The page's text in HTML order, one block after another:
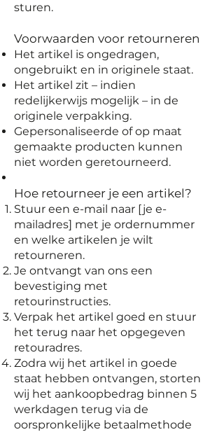
sturen.
Voorwaarden voor retourneren
Het artikel is ongedragen,
ongebruikt en in originele staat.
Het artikel zit – indien
redelijkerwijs mogelijk – in de
originele verpakking.
Gepersonaliseerde of op maat
gemaakte producten kunnen
niet worden geretourneerd.
Hoe retourneer je een artikel?
Stuur een e-mail naar [je e-
mailadres] met je ordernummer
en welke artikelen je wilt
retourneren.
Je ontvangt van ons een
bevestiging met
retourinstructies.
Verpak het artikel goed en stuur
het terug naar het opgegeven
retouradres.
Zodra wij het artikel in goede
staat hebben ontvangen, storten
wij het aankoopbedrag binnen 5
werkdagen terug via de
oorspronkelijke betaalmethode